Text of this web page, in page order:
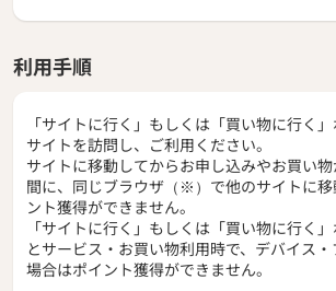
利用手順
「サイトに行く」もしくは「買い物に行く
サイトを訪問し、ご利用ください。
サイトに移動してからお申し込みやお買い
間に、同じブラウザ（※）で他のサイトに移
ント獲得ができません。
「サイトに行く」もしくは「買い物に行く
とサービス・お買い物利用時で、デバイス
場合はポイント獲得ができません。